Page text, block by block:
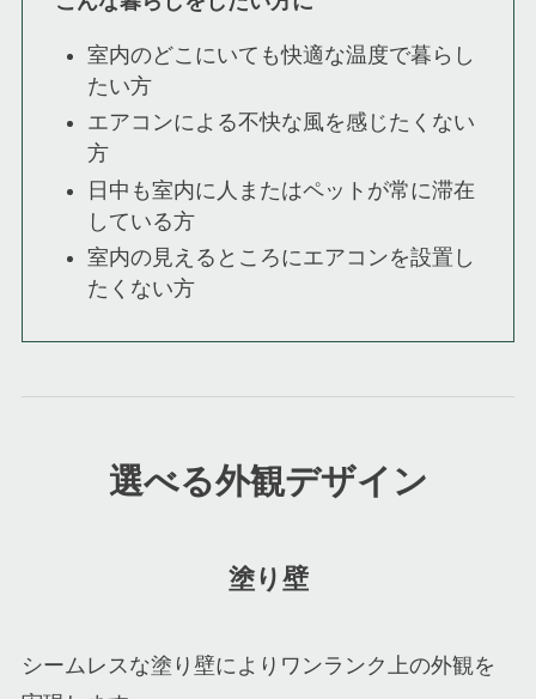
室内のどこにいても快適な温度で暮らし
たい方
エアコンによる不快な風を感じたくない
方
日中も室内に人またはペットが常に滞在
している方
室内の見えるところにエアコンを設置し
たくない方
選べる外観デザイン
塗り壁
シームレスな塗り壁によりワンランク上の外観を